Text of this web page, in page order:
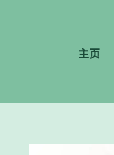
主页